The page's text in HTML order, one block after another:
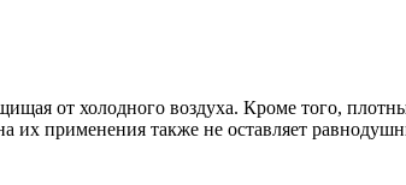
от холодного воздуха. Кроме того,
их применения также не оставляет